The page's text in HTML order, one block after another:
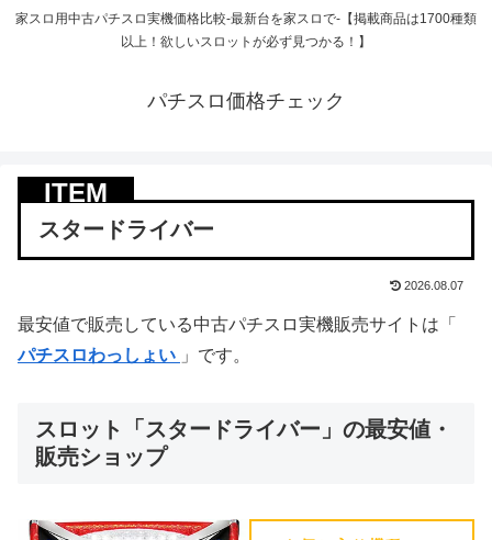
家スロ用中古パチスロ実機価格比較-最新台を家スロで-【掲載商品は1700種類
以上！欲しいスロットが必ず見つかる！】
パチスロ価格チェック
スタードライバー
2026.08.07
最安値で販売している中古パチスロ実機販売サイトは「
パチスロわっしょい 」です。
スロット「スタードライバー」の最安値・
販売ショップ